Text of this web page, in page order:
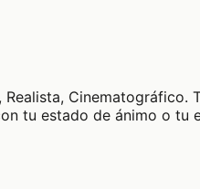
tu estado de ánimo o tu